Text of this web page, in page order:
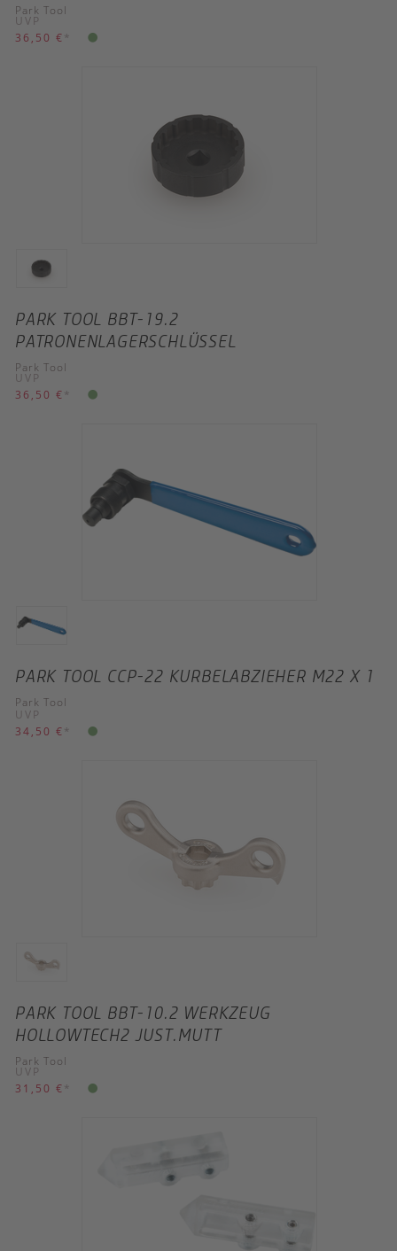
Park Tool
UVP
36,50 € *
PARK TOOL BBT-19.2
PATRONENLAGERSCHLÜSSEL
Park Tool
UVP
36,50 € *
PARK TOOL CCP-22 KURBELABZIEHER M22 X 1
Park Tool
UVP
34,50 € *
PARK TOOL BBT-10.2 WERKZEUG
HOLLOWTECH2 JUST.MUTT
Park Tool
UVP
31,50 € *